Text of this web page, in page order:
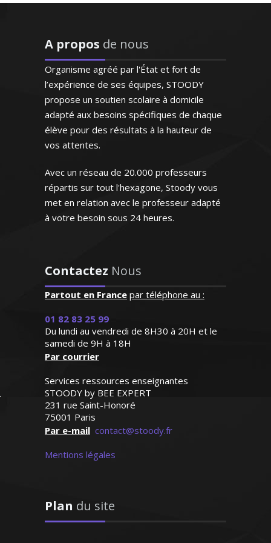
s'octroyer la confiance de
notre fille dès le premier
contact"
Madame G.F (Paris, élève en
classe de seconde)
"Respect des horaires et
maîtrise du programme ce
attentif aux besoins de ma
fille qui progresse de façon
remarquable"
Madame C.K (Verneuil sur
Seine, élève en primaire)
former en vue de lui faire aimer la
langue et la littérature française
Madame P. Anne-Marie - Professeur
collège et au lycée depuis 2007 et
traductrice littéraire, je donne des cours
particuliers pour tous les niveaux et
à niveau, renforcement, préparation aux
Madame E. Béatrice - Professeur
d’espagnol - Montpellier
J'enseigne la philosophie pour tous les
niveaux (lycée et supérieur) et je donne
A propos de nous
Organisme agréé par l'État et fort de
l’expérience de ses équipes, STOODY
propose un soutien scolaire à domicile
adapté aux besoins spécifiques de chaque
élève pour des résultats à la hauteur de
vos attentes.
Avec un réseau de 20.000 professeurs
répartis sur tout l'hexagone, Stoody vous
met en relation avec le professeur adapté
à votre besoin sous 24 heures.
Contactez Nous
Partout en France par téléphone au :
01 82 83 25 99
Du lundi au vendredi de 8H30 à 20H et le
samedi de 9H à 18H
Par courrier
Services ressources enseignantes
STOODY by BEE EXPERT
231 rue Saint-Honoré
75001 Paris
Par e-mail contact@stoody.fr
Mentions légales
Plan du site